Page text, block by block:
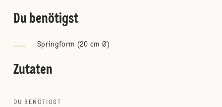
Du benötigst
Springform (20 cm Ø)
Zutaten
DU BENÖTIGST